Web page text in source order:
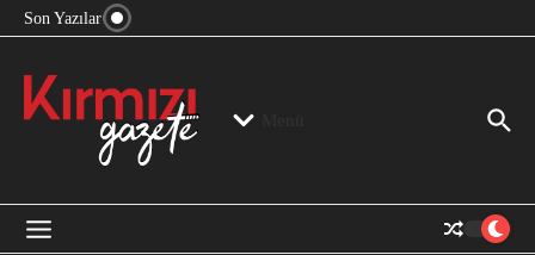
İçeriğe atla
Son Yazılar
“Mutlak Butlan” ve Bir Kez Daha Rejimin “Kendinden